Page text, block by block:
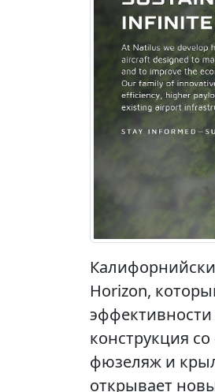
Horizon,
эффективности
конструкция
фюзеляж и
открывает